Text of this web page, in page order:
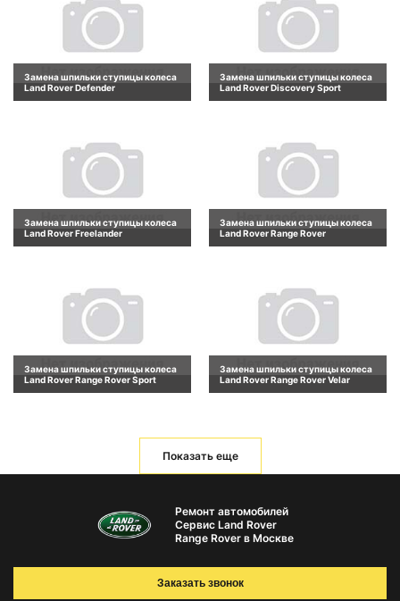
Замена шпильки ступицы колеса
Land Rover Defender
Замена шпильки ступицы колеса
Land Rover Discovery Sport
Замена шпильки ступицы колеса
Land Rover Freelander
Замена шпильки ступицы колеса
Land Rover Range Rover
Замена шпильки ступицы колеса
Land Rover Range Rover Sport
Замена шпильки ступицы колеса
Land Rover Range Rover Velar
Показать еще
Ремонт автомобилей
Сервис Land Rover
Range Rover в Москве
Заказать звонок